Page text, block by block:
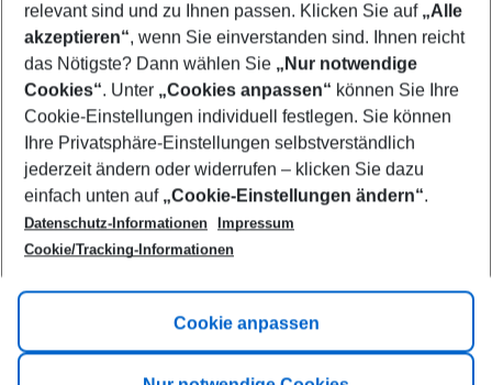
Show more filter
Footer
Footer navigation
Title A
Link A
relevant sind und zu Ihnen passen. Klicken Sie auf „Alle
akzeptieren“, wenn Sie einverstanden sind. Ihnen reicht
das Nötigste? Dann wählen Sie „Nur notwendige
Cookies“. Unter „Cookies anpassen“ können Sie Ihre
Cookie-Einstellungen individuell festlegen. Sie können
Ihre Privatsphäre-Einstellungen selbstverständlich
jederzeit ändern oder widerrufen – klicken Sie dazu
einfach unten auf „Cookie-Einstellungen ändern“.
Datenschutz-Informationen
Impressum
Cookie/Tracking-Informationen
Cookie anpassen